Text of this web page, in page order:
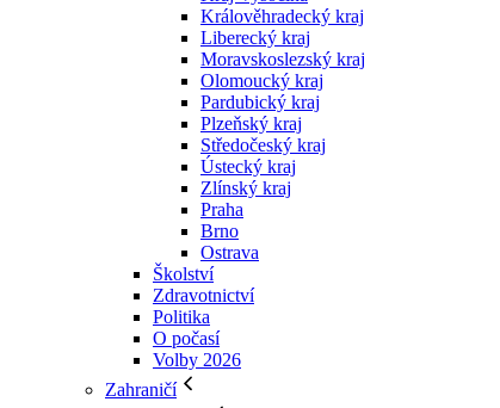
Králověhradecký kraj
Liberecký kraj
Moravskoslezský kraj
Olomoucký kraj
Pardubický kraj
Plzeňský kraj
Středočeský kraj
Ústecký kraj
Zlínský kraj
Praha
Brno
Ostrava
Školství
Zdravotnictví
Politika
O počasí
Volby 2026
Zahraničí